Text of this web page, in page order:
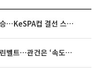
한화생명, 젠지에 2-1 역전승⋯KeSPA컵 결선 스테이지 2 직행
대규모 공급 ‘최후 카드’ 그린벨트⋯관건은 ‘속도’ [주택공급 승부수의 조건]